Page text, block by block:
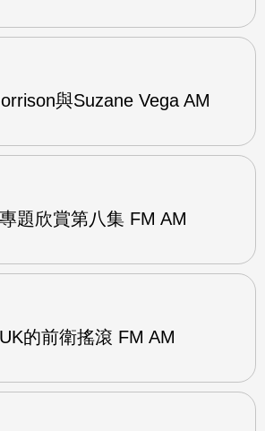
與Suzane Vega AM
題欣賞第八集 FM AM
的前衛搖滾 FM AM